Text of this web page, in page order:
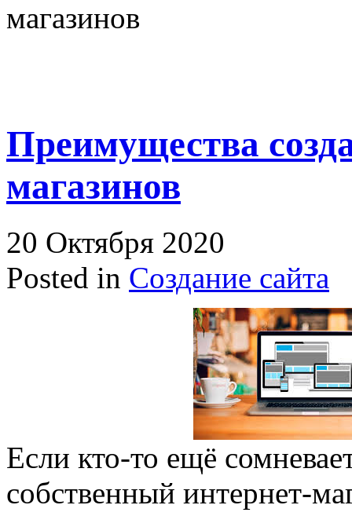
магазинов
Преимущества
магазинов
20 Октября 2020
Posted in Создание сайта
Если кто-то ещё
собственный интернет-